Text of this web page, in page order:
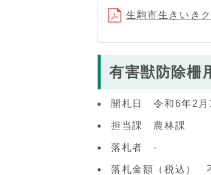
生駒市生きいき
有害獣防除柵
開札日 令和6年2月
担当課 農林課
落札者 -
落札金額（税込）